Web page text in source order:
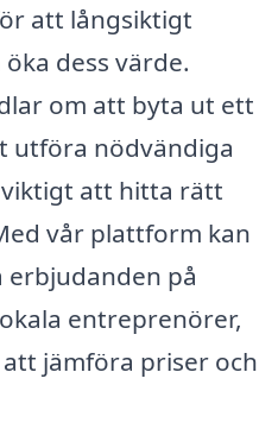
att långsiktigt
dess värde.
om att byta ut ett
utföra nödvändiga
att hitta rätt
vår plattform kan
erbjudanden på
entreprenörer,
jämföra priser och